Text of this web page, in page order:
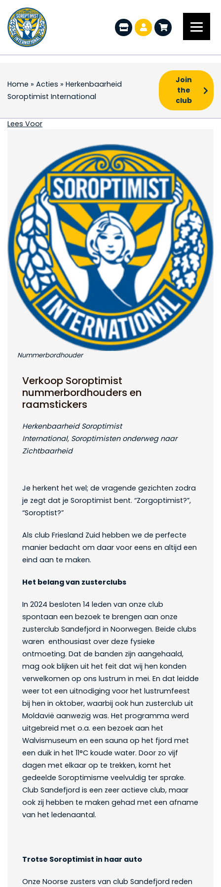
Home » Acties » Herkenbaarheid
Soroptimist International
Join
the
club
Herkenbaarheid
Lees Voor
Nummerbordhouder
Verkoop Soroptimist
nummerbordhouders en
raamstickers
Herkenbaarheid Soroptimist
International, Soroptimisten onderweg naar
Zichtbaarheid
Je herkent het wel; de vragende gezichten zodra
je zegt dat je Soroptimist bent. “Zorgoptimist?”,
“Soroptist?”
Als club Friesland Zuid hebben we de perfecte
manier bedacht om daar voor eens en altijd een
eind aan te maken.
Het belang van zusterclubs
In 2024 besloten 14 leden van onze club
spontaan een bezoek te brengen aan onze
zusterclub Sandefjord in Noorwegen. Beide clubs
waren enthousiast over deze fysieke
ontmoeting. Dat de banden zijn aangehaald,
mag ook blijken uit het feit dat wij hen konden
verwelkomen op ons lustrum in mei. En dat leidde
weer tot een uitnodiging voor het lustrumfeest
bij hen in oktober, waarbij ook hun zusterclub uit
Moldavië aanwezig was. Het programma werd
uitgebreid met o.a. een bezoek aan het
Walvismuseum en een sauna op het fjord met
een duik in het 11°C koude water. Door zo vijf
dagen met elkaar op te trekken, komt het
gedeelde Soroptimisme veelvuldig ter sprake.
Club Sandefjord is een zeer actieve club, maar
ook zij hebben te maken gehad met een afname
van het ledenaantal.
Trotse Soroptimist in haar auto
Onze Noorse zusters van club Sandefjord reden